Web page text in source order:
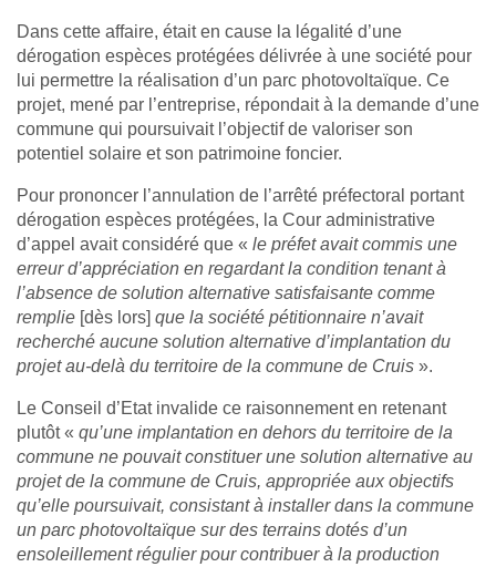
Dans cette affaire, était en cause la légalité d’une
dérogation espèces protégées délivrée à une société pour
lui permettre la réalisation d’un parc photovoltaïque. Ce
projet, mené par l’entreprise, répondait à la demande d’une
commune qui poursuivait l’objectif de valoriser son
potentiel solaire et son patrimoine foncier.
Pour prononcer l’annulation de l’arrêté préfectoral portant
dérogation espèces protégées, la Cour administrative
d’appel avait considéré que « le préfet avait commis une
erreur d’appréciation en regardant la condition tenant à
l’absence de solution alternative satisfaisante comme
remplie [dès lors] que la société pétitionnaire n’avait
recherché aucune solution alternative d’implantation du
projet au-delà du territoire de la commune de Cruis ».
Le Conseil d’Etat invalide ce raisonnement en retenant
plutôt « qu’une implantation en dehors du territoire de la
commune ne pouvait constituer une solution alternative au
projet de la commune de Cruis, appropriée aux objectifs
qu’elle poursuivait, consistant à installer dans la commune
un parc photovoltaïque sur des terrains dotés d’un
ensoleillement régulier pour contribuer à la production